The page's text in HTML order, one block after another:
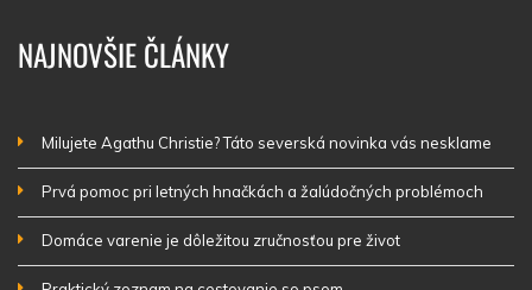
NAJNOVŠIE ČLÁNKY
Milujete Agathu Christie? Táto severská novinka vás nesklame
Prvá pomoc pri letných hnačkách a žalúdočných problémoch
Domáce varenie je dôležitou zručnosťou pre život